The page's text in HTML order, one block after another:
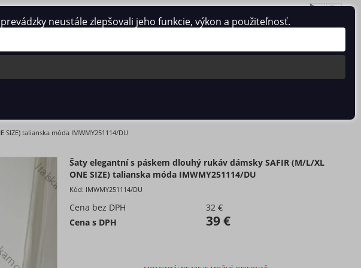
Prihlásiť sa/Registrácia 0 ks / 0 €
talianska móda IMWMY251114/DU
Šaty elegantní s páskem dlouhý rukáv dámsky SAFIR (M/L/XL
ONE SIZE) talianska móda IMWMY251114/DU
Kód: IMWMY251114/DU
Cena bez DPH
32 €
Cena s DPH
39 €
neustále zlepšovali jeho funkcie, výkon a použiteľnosť.